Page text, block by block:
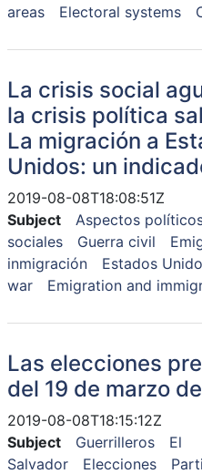
areas
Electoral systems
La crisis social
la crisis política
La migración a
Unidos: un
2019-08-08T18:08:51Z
Subject
Aspectos
sociales
Guerra civil
inmigración
Estados
war
Emigration and
Las elecciones
del 19 de marzo
2019-08-08T18:15:12Z
Subject
Guerrilleros
El
Salvador
Elecciones